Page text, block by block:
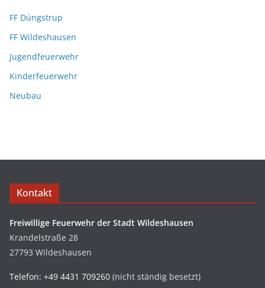
FF Düngstrup
FF Wildeshausen
Jugendfeuerwehr
Kinderfeuerwehr
Neubau
Kontakt
Freiwillige Feuerwehr der Stadt Wildeshausen
Krandelstraße 28
27793 Wildeshausen
Telefon: +49 4431 709260 (nicht ständig besetzt)